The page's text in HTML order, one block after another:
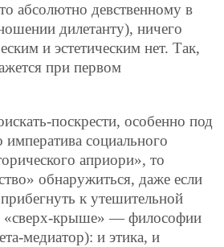
абсолютно девственному в
дилетанту), ничего
и эстетическим нет. Так,
при первом
поскрести, особенно под
императива социального
априори», то
обнаружиться, даже если
к утешительной
«сверх-крыше» — философии
медиатор): и этика, и